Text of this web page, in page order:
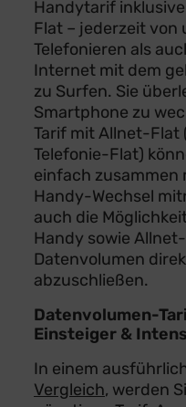
Handytarif
Flat – jederzeit von
Telefonieren als
Internet mit dem
zu Surfen. Sie
Smartphone zu
Tarif mit Allnet-Flat
Telefonie-Flat)
einfach zusammen
Handy-Wechsel
auch die
Handy sowie
Datenvolumen
abzuschließen.
Datenvolumen-
Einsteiger &
In einem
Vergleich, werden